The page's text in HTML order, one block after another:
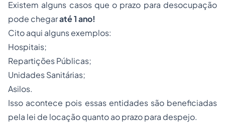
Existem alguns casos que o prazo para desocupação
pode chegaraté 1 ano!
Cito aqui alguns exemplos:
Hospitais;
Repartições Públicas;
Unidades Sanitárias;
Asilos.
Isso acontece pois essas entidades são beneficiadas
pela lei de locação quanto ao prazo para despejo.